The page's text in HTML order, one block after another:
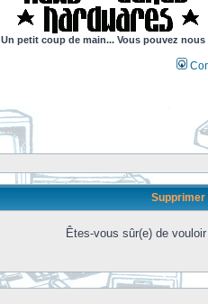
Un petit coup de main... Vous pouvez
Supprimer
Êtes-vous sûr(e) de